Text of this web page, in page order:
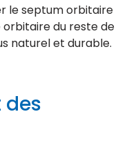
le septum orbitaire
du reste de
naturel et durable.